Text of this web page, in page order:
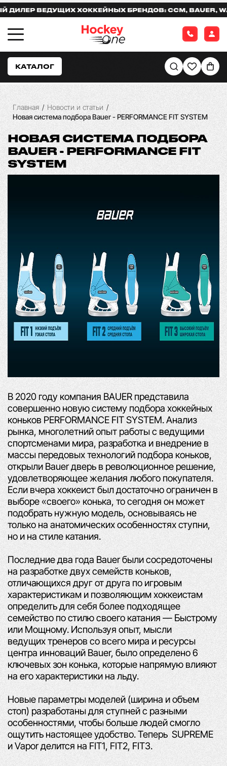
ХОККЕЙНЫХ БРЕНДОВ: CCM, BAUER, WARRIOR,
КАТАЛОГ
Главная / Новости и статьи /
Новая система подбора Bauer - PERFORMANCE FIT SYSTEM
НОВАЯ СИСТЕМА ПОДБОРА
BAUER - PERFORMANCE FIT
SYSTEM
В 2020 году компания BAUER представила
совершенно новую систему подбора хоккейных
коньков PERFORMANCE FIT SYSTEM. Анализ
рынка, многолетний опыт работы с ведущими
спортсменами мира, разработка и внедрение в
массы передовых технологий подбора коньков,
открыли Bauer дверь в революционное решение,
удовлетворяющее желания любого покупателя.
Если вчера хоккеист былдостаточно ограничен в
выборе «своего» конька, то сегодня он может
подобрать нужную модель, основываясь не
только на анатомических особенностях ступни,
но и на стиле катания.
Последние два года Bauer были сосредоточены
на разработке двух семейств коньков,
отличающихся друг от друга по игровым
характеристикам и позволяющим хоккеистам
определить для себя более подходящее
семейство по стилю своего катания — Быстрому
или Мощному. Используя опыт, мысли
ведущих тренеров со всего мира и ресурсы
центра инноваций Bauer, было определено 6
ключевых зон конька, которые напрямую влияют
на егохарактеристики на льду.
Новые параметры моделей (ширина и объем
стоп) разработаны для ступней с разными
особенностями, чтобы больше людей смогло
ощутить настоящее удобство. Теперь SUPREME
и Vapor делится на FIT1, FIT2, FIT3.